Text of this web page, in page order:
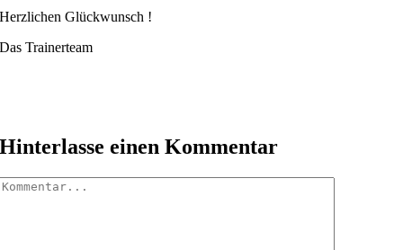
Herzlichen Glückwunsch !
Das Trainerteam
Hinterlasse einen Kommentar